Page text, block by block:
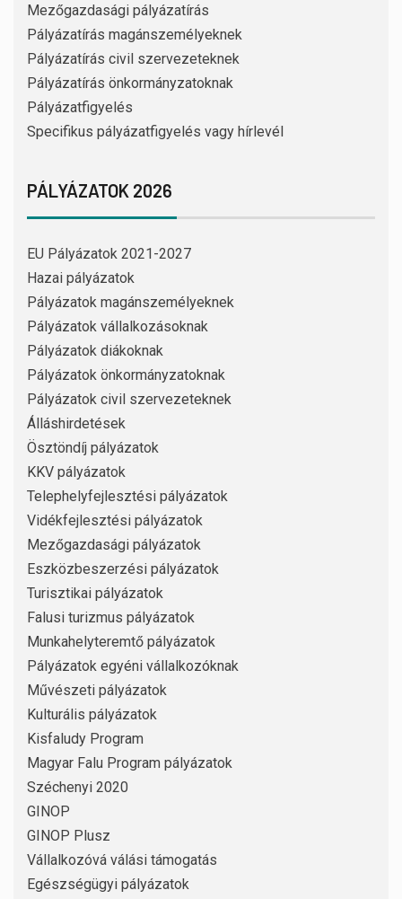
Mezőgazdasági pályázatírás
Pályázatírás magánszemélyeknek
Pályázatírás civil szervezeteknek
Pályázatírás önkormányzatoknak
Pályázatfigyelés
Specifikus pályázatfigyelés vagy hírlevél
PÁLYÁZATOK 2026
EU Pályázatok 2021-2027
Hazai pályázatok
Pályázatok magánszemélyeknek
Pályázatok vállalkozásoknak
Pályázatok diákoknak
Pályázatok önkormányzatoknak
Pályázatok civil szervezeteknek
Álláshirdetések
Ösztöndíj pályázatok
KKV pályázatok
Telephelyfejlesztési pályázatok
Vidékfejlesztési pályázatok
Mezőgazdasági pályázatok
Eszközbeszerzési pályázatok
Turisztikai pályázatok
Falusi turizmus pályázatok
Munkahelyteremtő pályázatok
Pályázatok egyéni vállalkozóknak
Művészeti pályázatok
Kulturális pályázatok
Kisfaludy Program
Magyar Falu Program pályázatok
Széchenyi 2020
GINOP
GINOP Plusz
Vállalkozóvá válási támogatás
Egészségügyi pályázatok